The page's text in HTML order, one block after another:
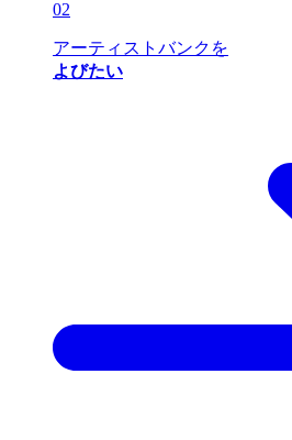
02
アーティストバンクを
よびたい